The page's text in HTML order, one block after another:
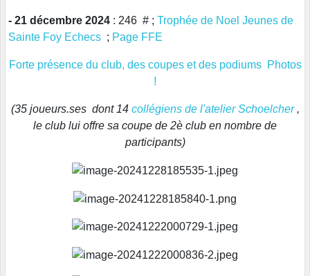
- 21 décembre 2024 : 246 # ; Trophée de Noel Jeunes de
Sainte Foy Echecs ; Page FFE
Forte présence du club, des coupes et des podiums Photos
!
(35 joueurs.ses dont 14 collégiens de l'atelier Schoelcher,
le club lui offre sa coupe de 2è club en nombre de
participants)